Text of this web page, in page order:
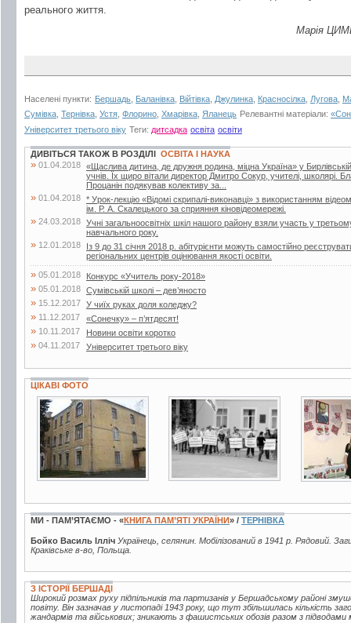
реального життя.
Марія
Населені пункти: Бершадь Баланівка Війтівка Джулинка Красносілка Лугова
Сумівка Тернівка Устя Флорино Хмарівка Яланець Релевантні матеріали:
Університет третього віку Теги: дитсадка освіта освіти
ДИВІТЬСЯ ТАКОЖ В РОЗДІЛІ ОСВІТА І НАУКА
» 01.04.2018 «Щаслива дитина, де дружня родина, міцна Україна» у Бирлівській
учнів. Їх щиро вітали директор Дмитро Сокур, учителі, школярі.
Процанін подякував колективу за...
» 01.04.2018 * Урок-лекцію «Відомі скрипалі-виконавці» з використанням
ім. Р. А. Скалецького за сприяння кіновідеомережі.
» 24.03.2018 Учні загальноосвітніх шкіл нашого району взяли участь у
навчального року.
» 12.01.2018
Із 9 до 31 січня 2018 р. абітурієнти можуть самостійно
регіональних центрів оцінювання якості освіти.
» 05.01.2018 Конкурс «Учитель року-2018»
» 05.01.2018 Сумівській школі – дев’яносто
» 15.12.2017 У чиїх руках доля коледжу?
» 11.12.2017 «Сонечку» – п’ятдесят!
» 10.11.2017 Новини освіти коротко
» 04.11.2017 Університет третього віку
ЦІКАВІ ФОТО
4 фото 2 фото 3 фото
МИ - ПАМ’ЯТАЄМО - «КНИГА ПАМ’ЯТІ УКРАЇНИ» / ТЕРНІВКА
Бойко Василь Ілліч Українець, селянин. Мобілізований в 1941 р. Рядовий.
Краківське в-во, Польща.
З ІСТОРІЇ БЕРШАДІ
Широкий розмах руху підпільників та партизанів у Бершадському районі
повіту. Він зазначав у листопаді 1943 року, що тут збільшилась кількість
жандармів та військових; зникають з фашистських обозів разом з підводами